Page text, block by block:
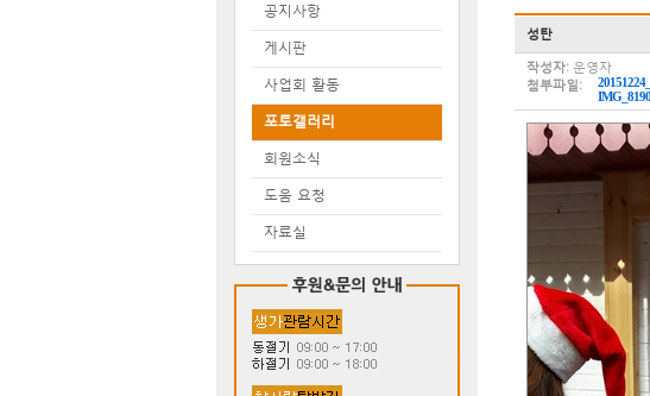
공지사항
게시판
사업회 활동
포토갤러리
회원소식
도움 요청
자료실
성탄
작성자:운영자
첨부파일: